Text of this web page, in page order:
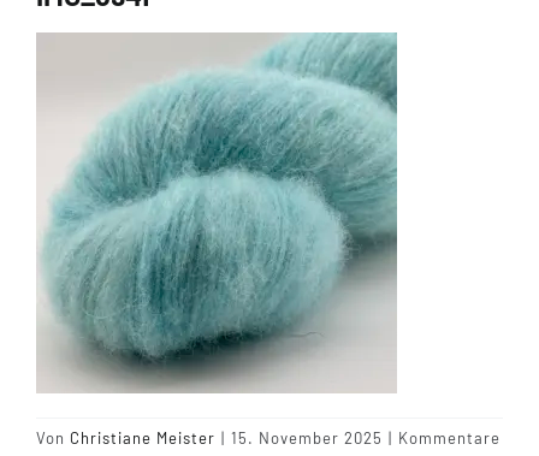
Münster Yarn
Wollfestivals
Kontakt
Von Christiane Meister | 15. November 2025 | Kommentare